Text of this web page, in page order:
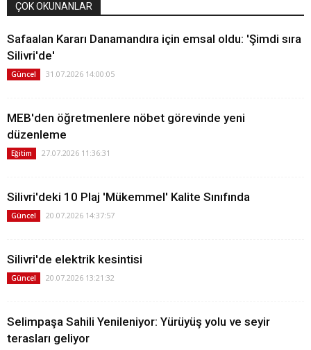
ÇOK OKUNANLAR
Safaalan Kararı Danamandıra için emsal oldu: 'Şimdi sıra
Silivri'de'
Güncel 31.07.2026 14:00:05
MEB'den öğretmenlere nöbet görevinde yeni
düzenleme
Eğitim 27.07.2026 11:36:31
Silivri'deki 10 Plaj 'Mükemmel' Kalite Sınıfında
Güncel 20.07.2026 14:37:57
Silivri'de elektrik kesintisi
Güncel 20.07.2026 13:21:32
Selimpaşa Sahili Yenileniyor: Yürüyüş yolu ve seyir
terasları geliyor